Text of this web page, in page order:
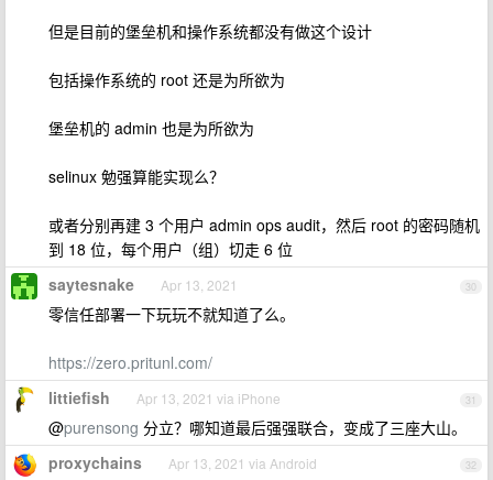
但是目前的堡垒机和操作系统都没有做这个设计
包括操作系统的 root 还是为所欲为
堡垒机的 admin 也是为所欲为
selinux 勉强算能实现么？
或者分别再建 3 个用户 admin ops audit，然后 root 的密码随机
到 18 位，每个用户（组）切走 6 位
30
saytesnake Apr 13, 2021
零信任部署一下玩玩不就知道了么。
https://zero.pritunl.com/
31
littiefish Apr 13, 2021 via iPhone
@purensong 分立？哪知道最后强强联合，变成了三座大山。
32
proxychains Apr 13, 2021 via Android